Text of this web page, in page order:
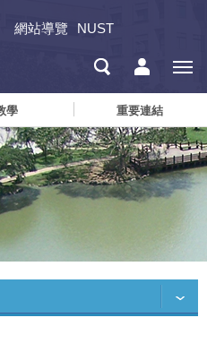
網站導覽 NUST
學 重要連結